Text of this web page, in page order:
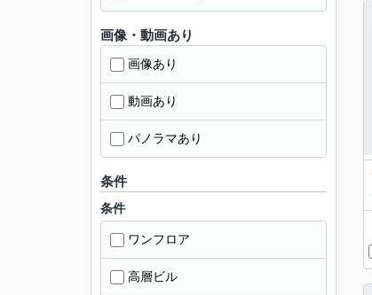
画像・動画あり
画像あり
動画あり
パノラマあり
条件
条件
ワンフロア
高層ビル